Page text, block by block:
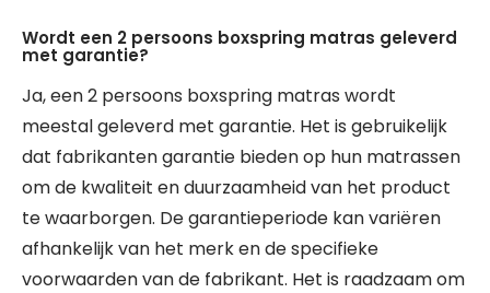
Wordt een 2 persoons boxspring matras geleverd
met garantie?
Ja, een 2 persoons boxspring matras wordt
meestal geleverd met garantie. Het is gebruikelijk
dat fabrikanten garantie bieden op hun matrassen
om de kwaliteit en duurzaamheid van het product
te waarborgen. De garantieperiode kan variëren
afhankelijk van het merk en de specifieke
voorwaarden van de fabrikant. Het is raadzaam om